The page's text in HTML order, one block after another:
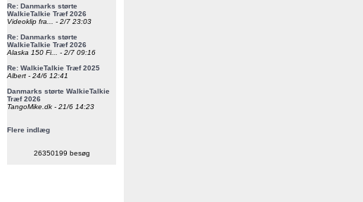
Re: Danmarks størte
WalkieTalkie Træf 2026
Videoklip fra... - 2/7 23:03
Re: Danmarks størte
WalkieTalkie Træf 2026
Alaska 150 Fi... - 2/7 09:16
Re: WalkieTalkie Træf 2025
Albert - 24/6 12:41
Danmarks størte WalkieTalkie
Træf 2026
TangoMike.dk - 21/6 14:23
Flere indlæg
26350199 besøg